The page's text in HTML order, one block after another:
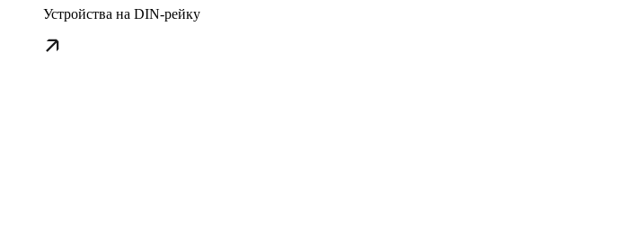
Устройства на DIN-рейку